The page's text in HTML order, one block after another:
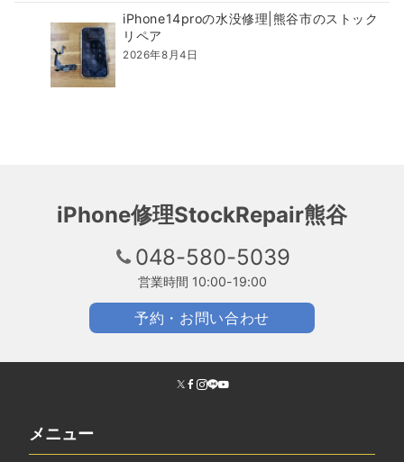
iPhone14proの水没修理|熊谷市のストック
リペア
2026年8月4日
iPhone修理StockRepair熊谷
048-580-5039
営業時間 10:00-19:00
予約・お問い合わせ
メニュー